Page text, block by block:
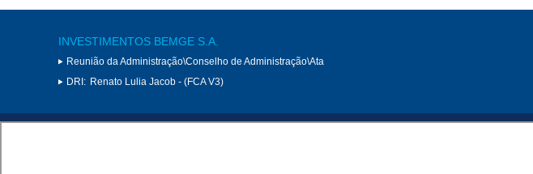
INVESTIMENTOS BEMGE S.A.
Reunião da Administração\Conselho de Administração\Ata
DRI: Renato Lulia Jacob - (FCA V3)